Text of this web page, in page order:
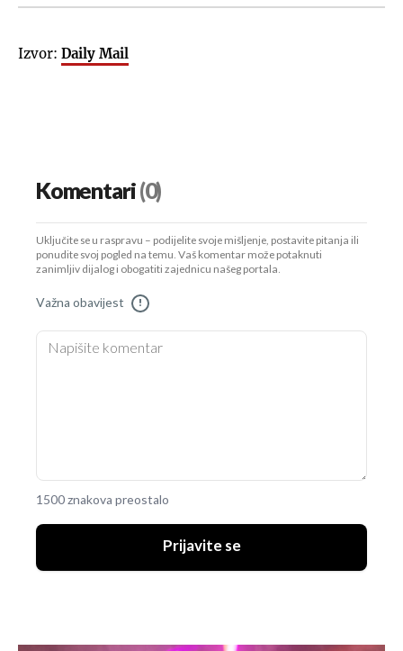
Izvor: Daily Mail
Komentari(0)
Uključite se u raspravu – podijelite svoje mišljenje, postavite pitanja ili
ponudite svoj pogled na temu. Vaš komentar može potaknuti
zanimljiv dijalog i obogatiti zajednicu našeg portala.
Važna obavijest !
1500 znakova preostalo
Prijavite se